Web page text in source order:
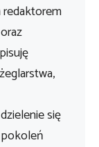
redaktorem
się